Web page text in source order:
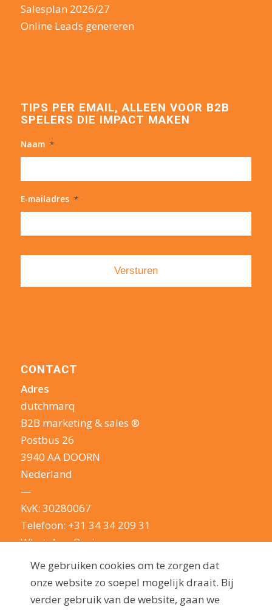
Salesplan 2026/27
Online Leads genereren
TIPS PER EMAIL, ALLEEN VOOR B2B
SPELERS DIE IMPACT MAKEN
Naam *
E-mailadres *
CONTACT
Adres
dutchmarq
B2B marketing & sales ®
Postbus 26
3940 AA DOORN
Nederland
—
KvK: 30280067
Telefoon: +31 34 34 209 31
WhatsApp Business
E-mail:
info@dutchmarq.nl
We houden van een geintje. Maar nemen je
We gebruiken cookies om te zorgen dat
onze website zo soepel mogelijk draait. Bij
verder gebruik van de website, gaan we